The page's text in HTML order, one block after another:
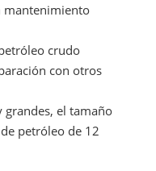
mantenimiento
crudo
con otros
el tamaño
petróleo de 12